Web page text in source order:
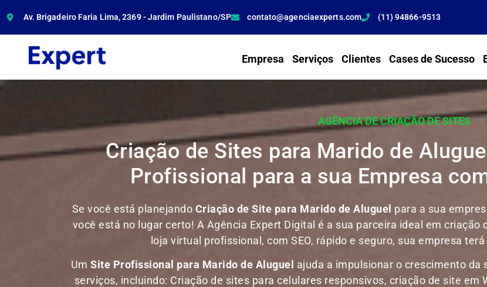
Av. Brigadeiro Faria Lima, 2369 - Jardim Paulistano/SP contato@agenciaexperts.com (11) 94866-9513
Empresa Serviços Clientes Cases de Sucesso
AGÊNCIA DE CRIAÇÃO DE SITES
Criação de Sites para Marido de
Profissional para a sua Empresa
Se você está planejando Criação de Site para Marido de Aluguel para a sua
você está no lugar certo! A Agência Expert Digital é a sua parceira ideal em criação
loja virtual profissional, com SEO, rápido e seguro, sua empresa
Um Site Profissional para Marido de Aluguel ajuda a impulsionar o crescimento da
serviços, incluindo: Criação de sites para celulares responsivos, criação de site em